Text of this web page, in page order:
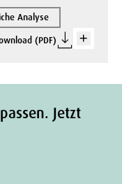
Analyse
(PDF)
Jetzt